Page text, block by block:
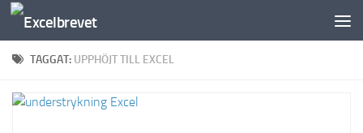
Under innehåll
TAGGAT: UPPHÖJT TILL EXCEL